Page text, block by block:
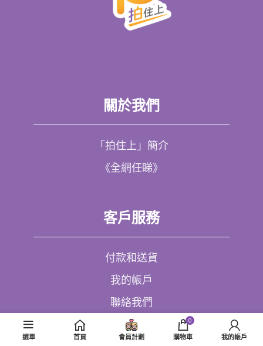
關於我們
「拍住上」簡介
《全網任睇》
客戶服務
付款和送貨
我的帳戶
聯絡我們
選單 首頁 會員計劃
0
購物車 我的帳戶